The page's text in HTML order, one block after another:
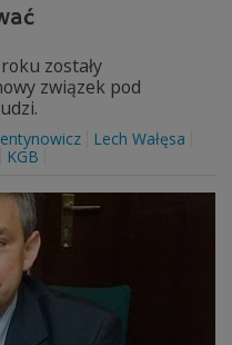
zostały
związek pod
Lech Wałęsa
KGB